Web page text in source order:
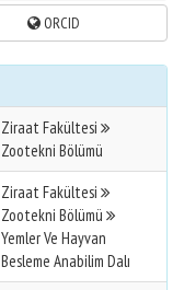
ORCID
Ziraat Fakültesi
Zootekni Bölümü
Ziraat Fakültesi
Zootekni Bölümü
Yemler Ve Hayvan
Besleme Anabilim Dalı